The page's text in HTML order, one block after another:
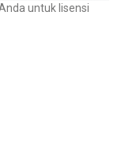
untuk lisensi